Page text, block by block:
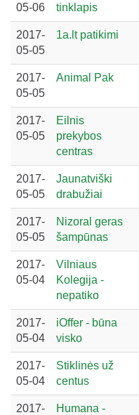
05-06
tinklapis
2017-
05-05
1a.lt patikimi
2017-
05-05
Animal Pak
2017-
05-05
Eilnis
prekybos
centras
2017-
05-05
Jaunatviški
drabužiai
2017-
05-05
Nizoral geras
šampūnas
2017-
05-04
Vilniaus
Kolegija -
nepatiko
2017-
05-04
iOffer - būna
visko
2017-
05-04
Stiklinės už
centus
2017-
Humana -